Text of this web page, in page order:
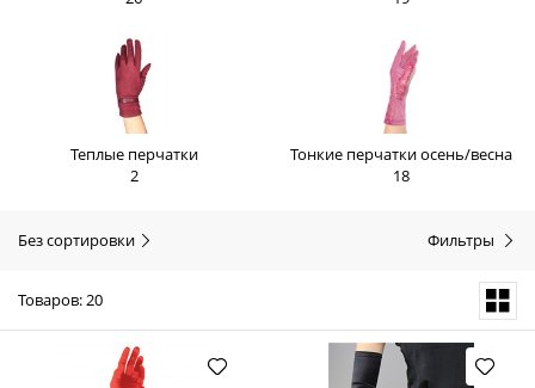
Теплые перчатки
2
Тонкие перчатки осень/весна
18
Без сортировки Фильтры
Товаров: 20